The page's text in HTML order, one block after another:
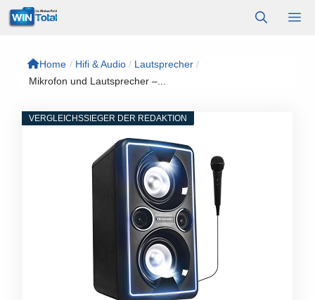
Zum
Inhalt
Home / Hifi & Audio / Lautsprecher /
Mikrofon und Lautsprecher –...
VERGLEICHSSIEGER DER REDAKTION